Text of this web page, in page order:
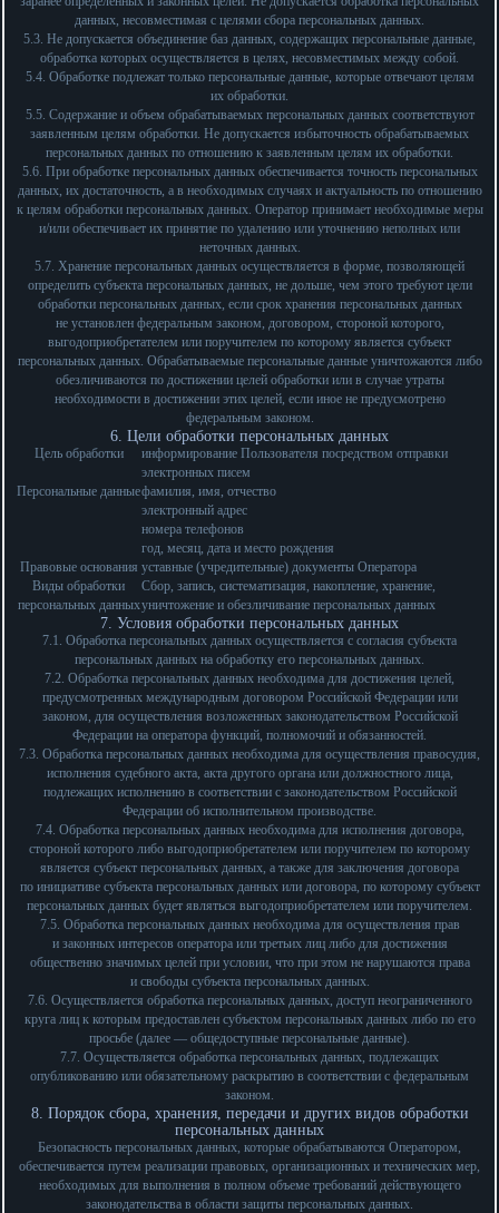
данных, несовместимая с целями сбора персональных данных.
5.3. Не допускается объединение баз данных, содержащих персональные данные,
обработка которых осуществляется в целях, несовместимых между собой.
5.4. Обработке подлежат только персональные данные, которые отвечают целям
их обработки.
5.5. Содержание и объем обрабатываемых персональных данных соответствуют
заявленным целям обработки. Не допускается избыточность обрабатываемых
персональных данных по отношению к заявленным целям их обработки.
5.6. При обработке персональных данных обеспечивается точность персональных
данных, их достаточность, а в необходимых случаях и актуальность по отношению
к целям обработки персональных данных. Оператор принимает необходимые меры
и/или обеспечивает их принятие по удалению или уточнению неполных или
неточных данных.
5.7. Хранение персональных данных осуществляется в форме, позволяющей
определить субъекта персональных данных, не дольше, чем этого требуют цели
обработки персональных данных, если срок хранения персональных данных
не установлен федеральным законом, договором, стороной которого,
выгодоприобретателем или поручителем по которому является субъект
персональных данных. Обрабатываемые персональные данные уничтожаются либо
обезличиваются по достижении целей обработки или в случае утраты
необходимости в достижении этих целей, если иное не предусмотрено
федеральным законом.
6. Цели обработки персональных данных
Цель обработки
информирование Пользователя посредством отправки
электронных писем
Персональные данныефамилия, имя, отчество
электронный адрес
номера телефонов
год, месяц, дата и место рождения
Правовые основания уставные (учредительные) документы Оператора
Виды обработки
персональных данных
Сбор, запись, систематизация, накопление, хранение,
уничтожение и обезличивание персональных данных
7. Условия обработки персональных данных
7.1. Обработка персональных данных осуществляется с согласия субъекта
персональных данных на обработку его персональных данных.
7.2. Обработка персональных данных необходима для достижения целей,
предусмотренных международным договором Российской Федерации или
законом, для осуществления возложенных законодательством Российской
Федерации на оператора функций, полномочий и обязанностей.
7.3. Обработка персональных данных необходима для осуществления правосудия,
исполнения судебного акта, акта другого органа или должностного лица,
подлежащих исполнению в соответствии с законодательством Российской
Федерации об исполнительном производстве.
7.4. Обработка персональных данных необходима для исполнения договора,
стороной которого либо выгодоприобретателем или поручителем по которому
является субъект персональных данных, а также для заключения договора
по инициативе субъекта персональных данных или договора, по которому субъект
персональных данных будет являться выгодоприобретателем или поручителем.
7.5. Обработка персональных данных необходима для осуществления прав
и законных интересов оператора или третьих лиц либо для достижения
общественно значимых целей при условии, что при этом не нарушаются права
и свободы субъекта персональных данных.
7.6. Осуществляется обработка персональных данных, доступ неограниченного
круга лиц к которым предоставлен субъектом персональных данных либо по его
просьбе (далее — общедоступные персональные данные).
7.7. Осуществляется обработка персональных данных, подлежащих
опубликованию или обязательному раскрытию в соответствии с федеральным
законом.
8. Порядок сбора, хранения, передачи и других видов обработки
персональных данных
Безопасность персональных данных, которые обрабатываются Оператором,
обеспечивается путем реализации правовых, организационных и технических мер,
необходимых для выполнения в полном объеме требований действующего
законодательства в области защиты персональных данных.